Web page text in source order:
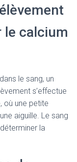
le calcium
le sang, un
s’effectue
où une petite
aiguille. Le sang
la